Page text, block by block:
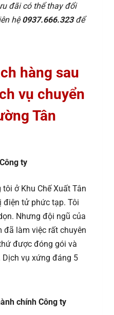
đãi có thể thay đổi
hệ0937.666.323để
hàng sau
vụ chuyển
Tân
ty
ở Khu Chế Xuất Tân
điện tử phức tạp. Tôi
Nhưng đội ngũ của
đã làm việc rất chuyên
được đóng gói và
vụ xứng đáng 5
chính Công ty